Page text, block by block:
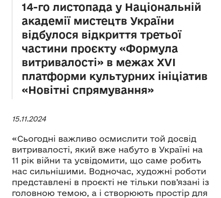
14-го листопада у Національній
академії мистецтв України
відбулося відкриття третьої
частини проєкту «Формула
витривалості» в межах XVI
платформи культурних ініціатив
«Новітні спрямування»
15.11.2024
«Сьогодні важливо осмислити той досвід
витривалості, який вже набуто в Україні на
11 рік війни та усвідомити, що саме робить
нас сильнішими. Водночас, художні роботи
представлені в проєкті не тільки пов’язані із
головною темою, а і створюють простір для